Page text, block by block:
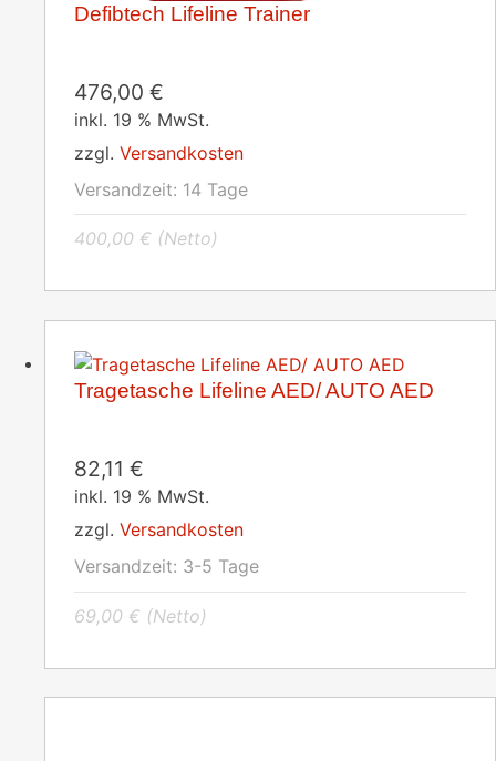
Defibtech Lifeline Trainer
476,00 €
inkl. 19 % MwSt.
zzgl. Versandkosten
Versandzeit: 14 Tage
400,00 € (Netto)
Tragetasche Lifeline AED/ AUTO AED
82,11 €
inkl. 19 % MwSt.
zzgl. Versandkosten
Versandzeit: 3-5 Tage
69,00 € (Netto)